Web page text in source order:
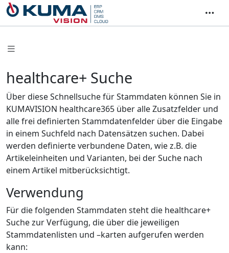
healthcare+ Suche
Über diese Schnellsuche für Stammdaten können Sie in
KUMAVISION healthcare365 über alle Zusatzfelder und
alle frei definierten Stammdatenfelder über die Eingabe
in einem Suchfeld nach Datensätzen suchen. Dabei
werden definierte verbundene Daten, wie z.B. die
Artikeleinheiten und Varianten, bei der Suche nach
einem Artikel mitberücksichtigt.
Verwendung
Für die folgenden Stammdaten steht die healthcare+
Suche zur Verfügung, die über die jeweiligen
Stammdatenlisten und –karten aufgerufen werden
kann: